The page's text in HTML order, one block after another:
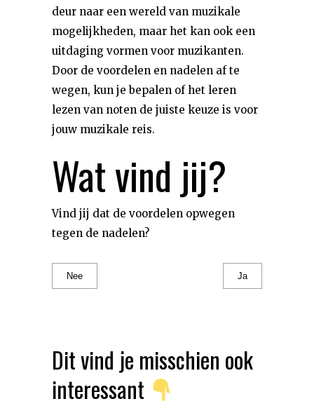
deur naar een wereld van muzikale
mogelijkheden, maar het kan ook een
uitdaging vormen voor muzikanten.
Door de voordelen en nadelen af te
wegen, kun je bepalen of het leren
lezen van noten de juiste keuze is voor
jouw muzikale reis.
Wat vind jij?
Vind jij dat de voordelen opwegen
tegen de nadelen?
Nee Ja
Dit vind je misschien ook
interessant